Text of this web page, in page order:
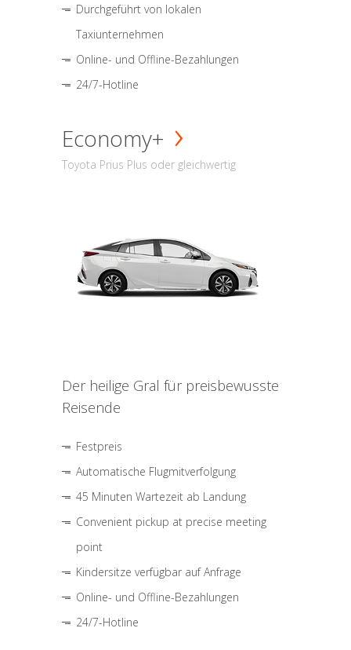
Durchgeführt von lokalen
Taxiunternehmen
Online- und Offline-Bezahlungen
24/7-Hotline
Economy+
Toyota Prius Plus oder gleichwertig
Der heilige Gral für preisbewusste
Reisende
Festpreis
Automatische Flugmitverfolgung
45 Minuten Wartezeit ab Landung
Convenient pickup at precise meeting
point
Kindersitze verfügbar auf Anfrage
Online- und Offline-Bezahlungen
24/7-Hotline